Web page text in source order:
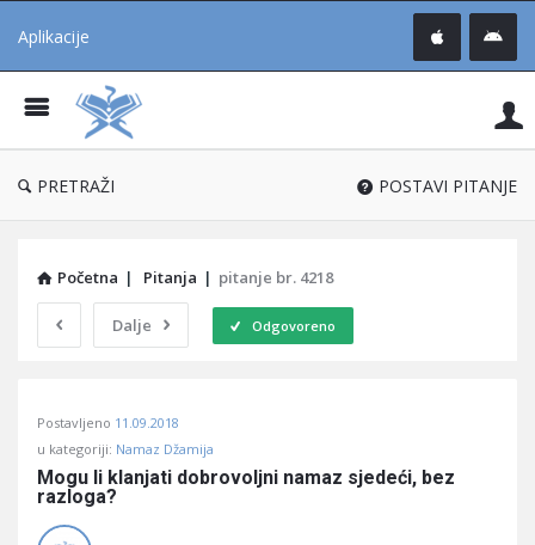
Aplikacije
®
PRETRAŽI POSTAVI PITANJE
Početna | Pitanja | pitanje br. 4218
Dalje Odgovoreno
Učene
Latest
Pitanja
Postavljeno 11.09.2018
u kategoriji: Namaz Džamija
Mogu li klanjati dobrovoljni namaz sjedeći, bez
razloga?